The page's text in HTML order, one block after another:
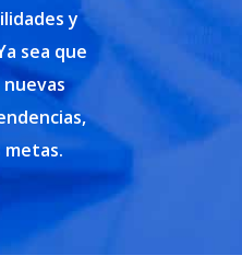
y
sea que
metas.